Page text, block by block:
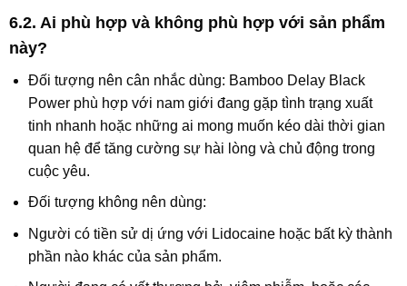
6.2. Ai phù hợp và không phù hợp với sản phẩm
này?
Đối tượng nên cân nhắc dùng: Bamboo Delay Black
Powerphù hợp với nam giới đang gặp tình trạng xuất
tinh nhanh hoặc những ai mong muốn kéo dài thời gian
quan hệ để tăng cường sự hài lòng và chủ động trong
cuộc yêu.
Đối tượng không nên dùng:
Người có tiền sử dị ứng với Lidocainehoặc bất kỳ thành
phần nào khác của sản phẩm.